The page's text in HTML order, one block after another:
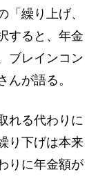
「繰り上げ、
すると、年金
ブレインコン
んが語る。
れる代わりに
り下げは本来
りに年金額が